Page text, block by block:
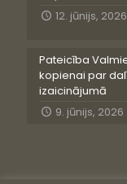
12. jūnijs, 2026
Pateicība
kopienai par
izaicinājumā
9. jūnijs, 2026